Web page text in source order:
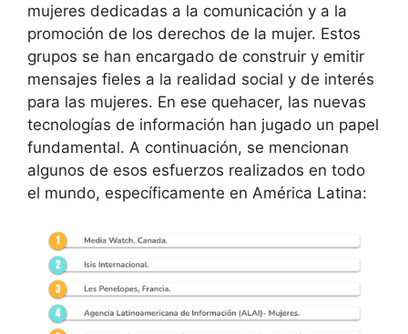
mujeres dedicadas a la comunicación y a la
promoción de los derechos de la mujer. Estos
grupos se han encargado de construir y emitir
mensajes fieles a la realidad social y de interés
para las mujeres. En ese quehacer, las nuevas
tecnologías de información han jugado un papel
fundamental. A continuación, se mencionan
algunos de esos esfuerzos realizados en todo
el mundo, específicamente en América Latina: